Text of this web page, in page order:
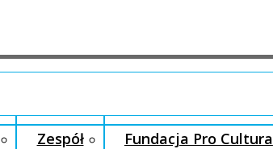
Zespół Fundacja Pro Cultura